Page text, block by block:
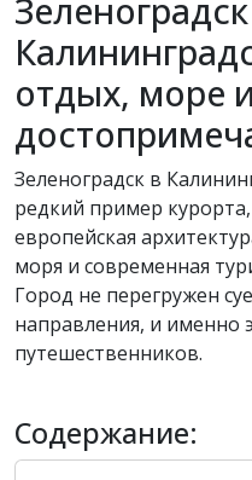
отдых, море и
Зеленоградск в
редкий пример
европейская
моря и современная
Город не перегружен
направления, и именно
путешественников.
Содержание: